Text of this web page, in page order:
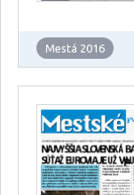
Mestá 2016